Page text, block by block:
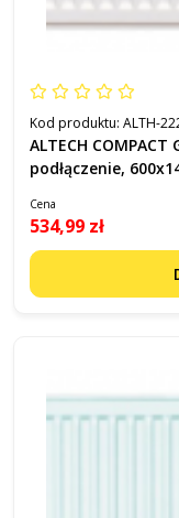
Kod produktu: ALTH-
ALTECH
podłączenie,
Cena
534,99 zł